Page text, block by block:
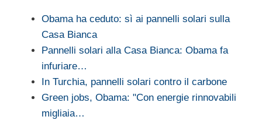
Obama ha ceduto: sì ai pannelli solari sulla
Casa Bianca
Pannelli solari alla Casa Bianca: Obama fa
infuriare…
In Turchia, pannelli solari contro il carbone
Green jobs, Obama: "Con energie rinnovabili
migliaia…